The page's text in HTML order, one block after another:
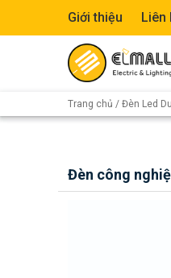
Giới thiệu Liên
Trang chủ / Đèn Led
Đèn công